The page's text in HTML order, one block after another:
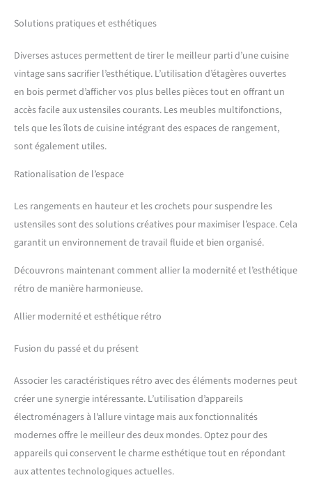
Solutions pratiques et esthétiques
Diverses astuces permettent de tirer le meilleur parti d’une cuisine
vintage sans sacrifier l’esthétique. L’utilisation d’étagères ouvertes
en bois permet d’afficher vos plus belles pièces tout en offrant un
accès facile aux ustensiles courants. Les meubles multifonctions,
tels que les îlots de cuisine intégrant des espaces de rangement,
sont également utiles.
Rationalisation de l’espace
Les rangements en hauteur et les crochets pour suspendre les
ustensiles sont des solutions créatives pour maximiser l’espace. Cela
garantit un environnement de travail fluide et bien organisé.
Découvrons maintenant comment allier la modernité et l’esthétique
rétro de manière harmonieuse.
Allier modernité et esthétique rétro
Fusion du passé et du présent
Associer les caractéristiques rétro avec des éléments modernes peut
créer une synergie intéressante. L’utilisation d’appareils
électroménagers à l’allure vintage mais aux fonctionnalités
modernes offre le meilleur des deux mondes. Optez pour des
appareils qui conservent le charme esthétique tout en répondant
aux attentes technologiques actuelles.